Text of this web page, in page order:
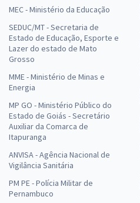
MEC - Ministério da Educação
SEDUC/MT - Secretaria de
Estado de Educação, Esporte e
Lazer do estado de Mato
Grosso
MME - Ministério de Minas e
Energia
MP GO - Ministério Público do
Estado de Goiás - Secretário
Auxiliar da Comarca de
Itapuranga
ANVISA - Agência Nacional de
Vigilância Sanitária
PM PE - Polícia Militar de
Pernambuco